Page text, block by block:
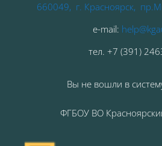
660049, г. Красноярск,
e-mail:
тел. +7 (391)
Вы не вошли в
ФГБОУ ВО